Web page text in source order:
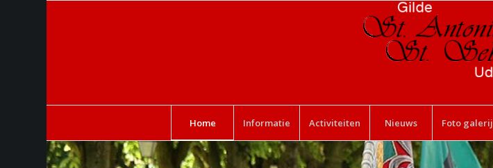
Home Informatie Activiteiten Nieuws Foto galerij